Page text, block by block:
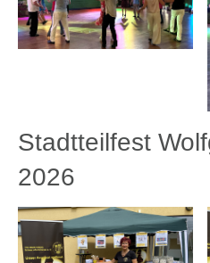
Stadtteilfest
2026